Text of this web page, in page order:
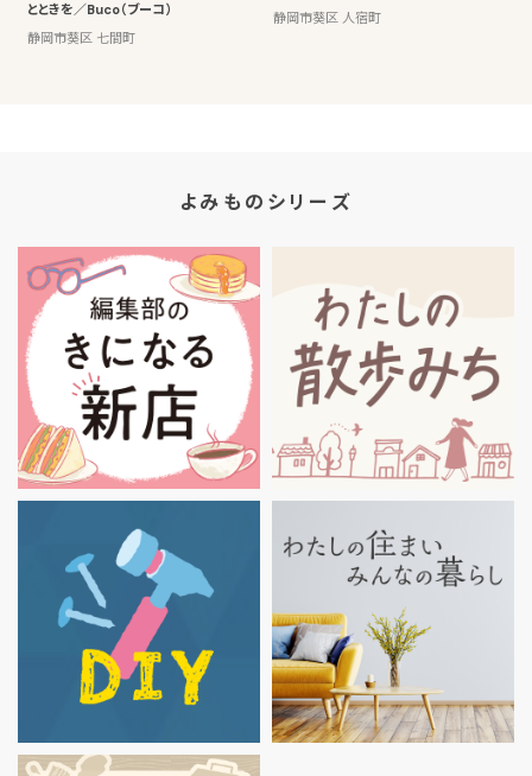
とときを／Buco（ブーコ）
静岡市葵区 七間町
静岡市葵区 人宿町
よみものシリーズ